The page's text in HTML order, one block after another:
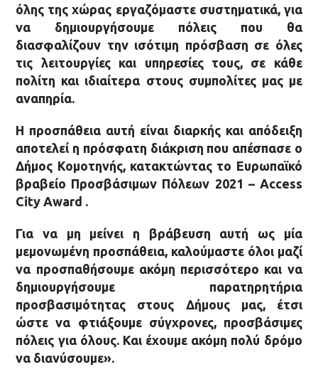
όλης της χώρας εργαζόμαστε συστηματικά, για
να δημιουργήσουμε πόλεις που θα
διασφαλίζουν την ισότιμη πρόσβαση σε όλες
τις λειτουργίες και υπηρεσίες τους, σε κάθε
πολίτη και ιδιαίτερα στους συμπολίτες μας με
αναπηρία.
Η προσπάθεια αυτή είναι διαρκής και απόδειξη
αποτελεί η πρόσφατη διάκριση που απέσπασε ο
Δήμος Κομοτηνής, κατακτώντας το Ευρωπαϊκό
βραβείο Προσβάσιμων Πόλεων 2021 – Access
City Award .
Για να μη μείνει η βράβευση αυτή ως μία
μεμονωμένη προσπάθεια, καλούμαστε όλοι μαζί
να προσπαθήσουμε ακόμη περισσότερο και να
δημιουργήσουμε παρατηρητήρια
προσβασιμότητας στους Δήμους μας, έτσι
ώστε να φτιάξουμε σύγχρονες, προσβάσιμες
πόλεις για όλους. Και έχουμε ακόμη πολύ δρόμο
να διανύσουμε».